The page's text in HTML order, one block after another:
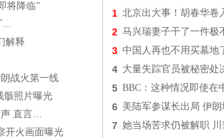
将降临”
...
解释
战火第一线
骸照片曝光
声 直言…
开火画面曝光
1 北京出大事！胡春华卷
2 马兴瑞妻子干了一件极
3 中国人再也不用买墓地
4 大量失踪官员被秘密处
5 BBC：这种情况即使在
6 美陆军参谋长出局 伊
7 她当场苦求仍被解职